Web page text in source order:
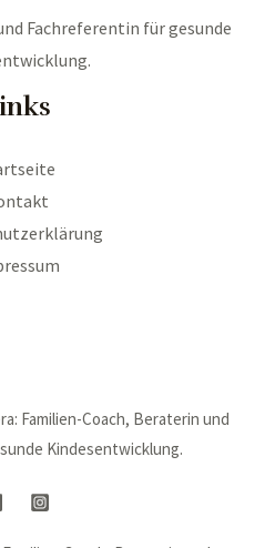
Fachreferentin für gesunde
Familien-Coach, Beraterin und
Kindesentwicklung.